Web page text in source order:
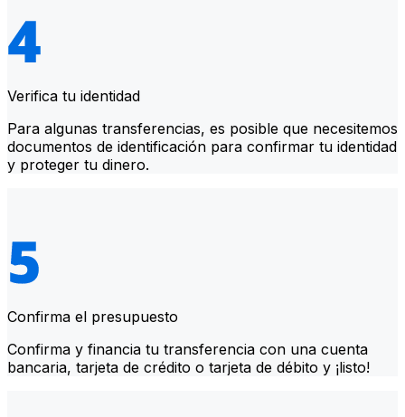
Verifica tu identidad
Para algunas transferencias, es posible que necesitemos
documentos de identificación para confirmar tu identidad
y proteger tu dinero.
Confirma el presupuesto
Confirma y financia tu transferencia con una cuenta
bancaria, tarjeta de crédito o tarjeta de débito y ¡listo!